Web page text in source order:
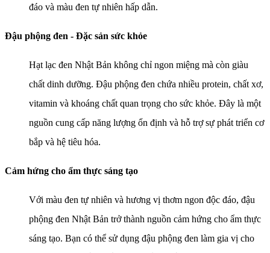
đáo và màu đen tự nhiên hấp dẫn.
Đậu phộng đen - Đặc sản sức khỏe
Hạt lạc đen Nhật Bản không chỉ ngon miệng mà còn giàu
chất dinh dưỡng. Đậu phộng đen chứa nhiều protein, chất xơ,
vitamin và khoáng chất quan trọng cho sức khỏe. Đây là một
nguồn cung cấp năng lượng ổn định và hỗ trợ sự phát triển cơ
bắp và hệ tiêu hóa.
Cảm hứng cho ẩm thực sáng tạo
Với màu đen tự nhiên và hương vị thơm ngon độc đáo, đậu
phộng đen Nhật Bản trở thành nguồn cảm hứng cho ẩm thực
sáng tạo. Bạn có thể sử dụng đậu phộng đen làm gia vị cho